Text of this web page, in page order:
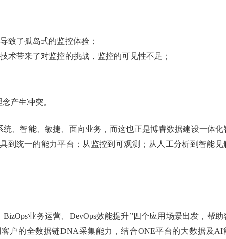
致了孤岛式的监控体验；
术带来了对监控的挑战，监控的可见性不足；
产生冲突。
、智能、敏捷、面向业务，而这也正是博睿数据建设一体化
到统一的能力平台；从监控到可观测；从人工分析到智能见
业务运营、DevOps效能提升”四个应用场景出发，帮助
户的全数据链DNA采集能力，结合ONE平台的大数据及AI